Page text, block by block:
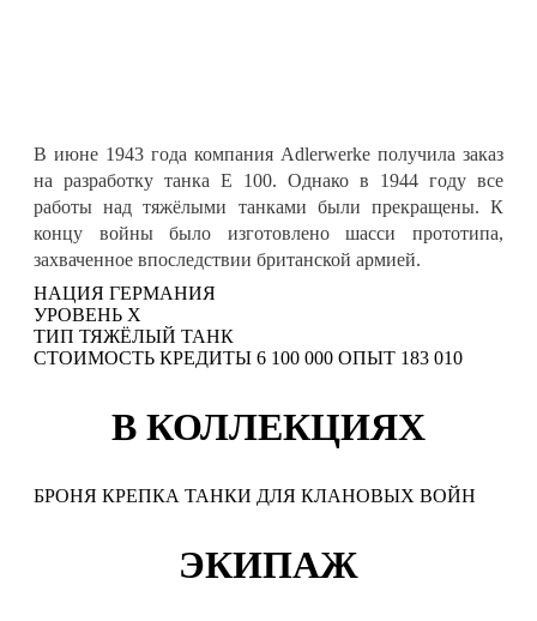
В июне 1943 года компания Adlerwerke получила заказ
на разработку танка E 100. Однако в 1944 году все
работы над тяжёлыми танками были прекращены. К
концу войны было изготовлено шасси прототипа,
захваченное впоследствии британской армией.
НАЦИЯ ГЕРМАНИЯ
УРОВЕНЬ X
ТИП ТЯЖЁЛЫЙ ТАНК
СТОИМОСТЬ КРЕДИТЫ 6 100 000 ОПЫТ 183 010
В КОЛЛЕКЦИЯХ
БРОНЯ КРЕПКА ТАНКИ ДЛЯ КЛАНОВЫХ ВОЙН
ЭКИПАЖ